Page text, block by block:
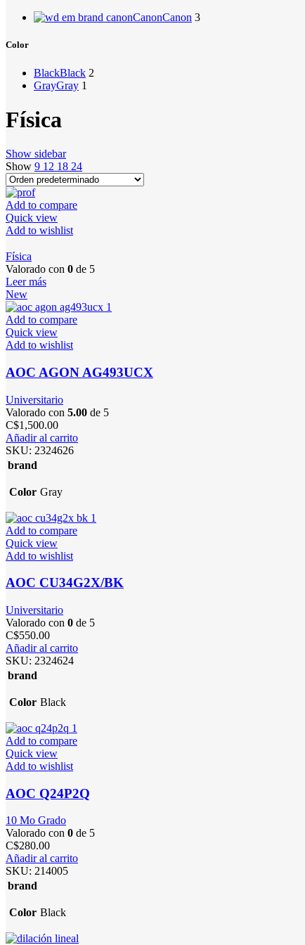
CanonCanon 3
Color
BlackBlack 2
GrayGray 1
Física
Show sidebar
Show 9 12 18 24
Add to compare
Quick view
Add to wishlist
Física
Valorado con 0 de 5
Leer más
New
Add to compare
Quick view
Add to wishlist
AOC AGON AG493UCX
Universitario
Valorado con 5.00 de 5
C$1,500.00
Añadir al carrito
SKU: 2324626
brand
Color Gray
Add to compare
Quick view
Add to wishlist
AOC CU34G2X/BK
Universitario
Valorado con 0 de 5
C$550.00
Añadir al carrito
SKU: 2324624
brand
Color Black
Add to compare
Quick view
Add to wishlist
AOC Q24P2Q
10 Mo Grado
Valorado con 0 de 5
C$280.00
Añadir al carrito
SKU: 214005
brand
Color Black